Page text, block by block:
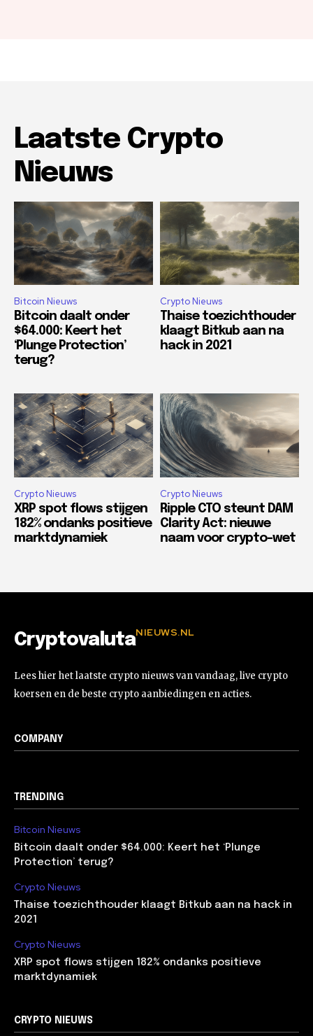
Laatste Crypto
Nieuws
Bitcoin Nieuws
Bitcoin daalt onder
$64.000: Keert het
‘Plunge Protection’
terug?
Crypto Nieuws
Thaise toezichthouder
klaagt Bitkub aan na
hack in 2021
Crypto Nieuws
XRP spot flows stijgen
182% ondanks positieve
marktdynamiek
Crypto Nieuws
Ripple CTO steunt DAM
Clarity Act: nieuwe
naam voor crypto-wet
CryptovalutaNIEUWS.NL
Lees hier het laatste crypto nieuws van vandaag, live crypto
koersen en de beste crypto aanbiedingen en acties.
COMPANY
TRENDING
Bitcoin Nieuws
Bitcoin daalt onder $64.000: Keert het ‘Plunge
Protection’ terug?
Crypto Nieuws
Thaise toezichthouder klaagt Bitkub aan na hack in
2021
Crypto Nieuws
XRP spot flows stijgen 182% ondanks positieve
marktdynamiek
CRYPTO NIEUWS